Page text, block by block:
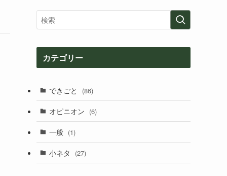
カテゴリー
できごと (86)
オピニオン (6)
一般 (1)
小ネタ (27)